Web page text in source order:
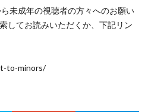
未成年の視聴者の方々へのお願い
してお読みいただくか、下記リン
to-minors/